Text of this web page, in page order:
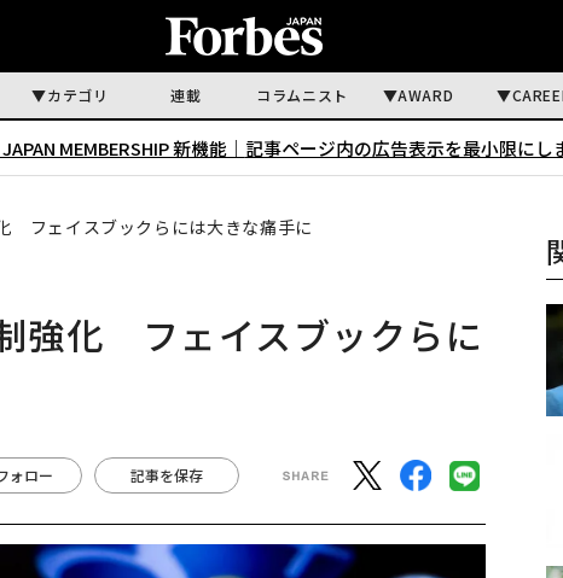
カテゴリ 連載 コラムニスト AWARD
MEMBERSHIP 新機能｜ 記事ページ内の広告表示を最小限にし
フェイスブックらには大きな痛手に
強化 フェイスブックらに
ォロー 記事を保存